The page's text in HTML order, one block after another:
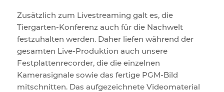
Zusätzlich zum Livestreaming galt es, die
Tiergarten-Konferenz auch für die Nachwelt
festzuhalten werden. Daher liefen während der
gesamten Live-Produktion auch unsere
Festplattenrecorder, die die einzelnen
Kamerasignale sowie das fertige PGM-Bild
mitschnitten. Das aufgezeichnete Videomaterial